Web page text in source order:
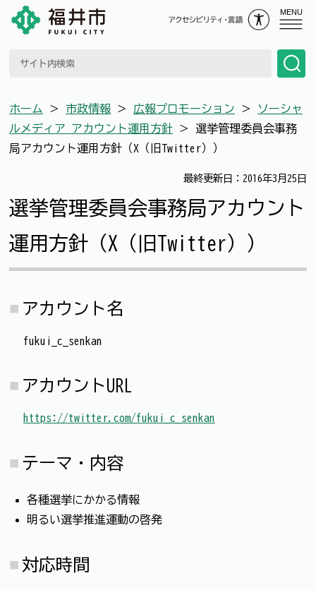
MENU
ホーム ＞ 市政情報 ＞ 広報プロモーション ＞
ソーシャ
ルメディア アカウント運用方針 ＞ 選挙管理委員会事務
局アカウント運用方針（X（旧Twitter））
最終更新日：2016年3月25日
選挙管理委員会事務局アカウント
運用方針（X（旧Twitter））
アカウント名
fukui_c_senkan
アカウントURL
https://twitter.com/fukui_c_senkan
テーマ・内容
各種選挙にかかる情報
明るい選挙推進運動の啓発
対応時間